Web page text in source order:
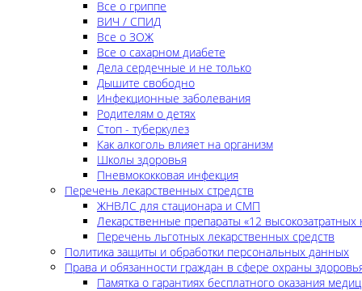
Все о гриппе
ВИЧ / СПИД
Все о ЗОЖ
Все о сахарном диабете
Дела сердечные и не только
Дышите свободно
Инфекционные заболевания
Родителям о детях
Стоп - туберкулез
Как алкоголь влияет на организм
Школы здоровья
Пневмококковая инфекция
Перечень лекарственных стредств
ЖНВЛС для стационара и СМП
Лекарственные препараты «12 высокозатратных
Перечень льготных лекарственных средств
Политика защиты и обработки персональных данных
Права и обязанности граждан в сфере охраны
Памятка о гарантиях бесплатного оказания